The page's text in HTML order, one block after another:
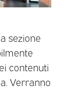
sezione
contenuti
Verranno